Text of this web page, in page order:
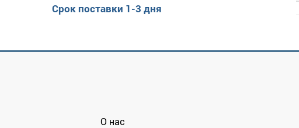
Срок поставки 1-3 дня
О нас